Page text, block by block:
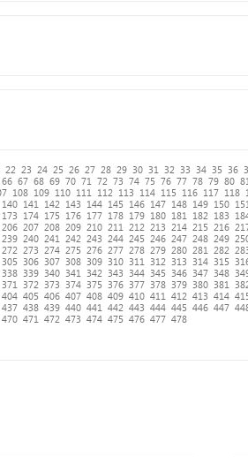
22 23 24 25 26 27 28 29 30 31 32 33 34 35 36
66 67 68 69 70 71 72 73 74 75 76 77 78 79 80 81
108 109 110 111 112 113 114 115 116 117 118
140 141 142 143 144 145 146 147 148 149 150 151
173 174 175 176 177 178 179 180 181 182 183
206 207 208 209 210 211 212 213 214 215 216
239 240 241 242 243 244 245 246 247 248 249
272 273 274 275 276 277 278 279 280 281 282
305 306 307 308 309 310 311 312 313 314 315
338 339 340 341 342 343 344 345 346 347 348
371 372 373 374 375 376 377 378 379 380 381
404 405 406 407 408 409 410 411 412 413 414
437 438 439 440 441 442 443 444 445 446 447
470 471 472 473 474 475 476 477 478